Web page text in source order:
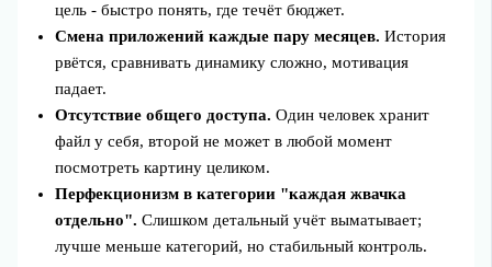
цель - быстро понять, где течёт бюджет.
Смена приложений каждые пару месяцев. История
рвётся, сравнивать динамику сложно, мотивация
падает.
Отсутствие общего доступа. Один человек хранит
файл у себя, второй не может в любой момент
посмотреть картину целиком.
Перфекционизм в категории "каждая жвачка
отдельно". Слишком детальный учёт выматывает;
лучше меньше категорий, но стабильный контроль.